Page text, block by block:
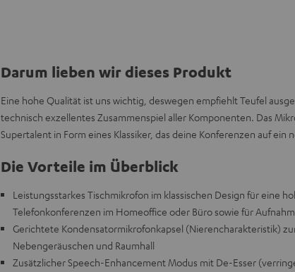
Darum lieben wir dieses Produkt
Eine hohe Qualität ist uns wichtig, deswegen empfiehlt Teufel
technisch exzellentes Zusammenspiel aller Komponenten. Das
Supertalent in Form eines Klassiker, das deine Konferenzen auf ein
Die Vorteile im Überblick
Leistungsstarkes Tischmikrofon im klassischen Design für eine
Telefonkonferenzen im Homeoffice oder Büro sowie für
Gerichtete Kondensatormikrofonkapsel (Nierencharakteristik)
Nebengeräuschen und Raumhall
Zusätzlicher Speech-Enhancement Modus mit De-Esser